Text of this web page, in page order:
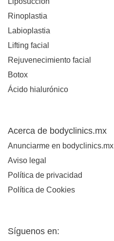
Rinoplastia
Labioplastia
Lifting facial
Rejuvenecimiento facial
Botox
Ácido hialurónico
Acerca de bodyclinics.mx
Anunciarme en bodyclinics.mx
Aviso legal
Política de privacidad
Política de Cookies
Síguenos en: